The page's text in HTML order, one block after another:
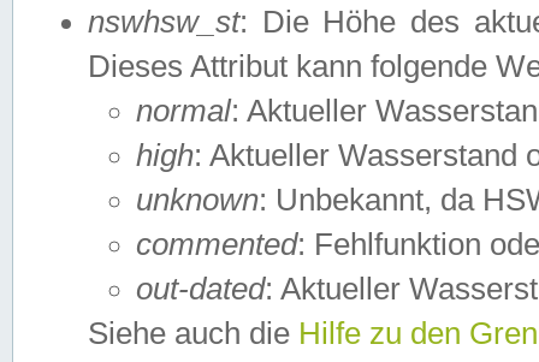
nswhsw_st: Die Höhe des
Dieses Attribut kann folgende
normal: Aktueller
high: Aktueller Wasserstand
unknown: Unbekannt, da
commented: Fehlfunktion
out-dated: Aktueller
Siehe auch die Hilfe zu den